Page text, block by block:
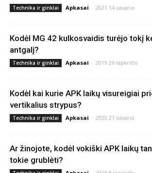
Technika ir ginklai Apkasai - 2021 14 vasario
Kodėl MG 42 kulkosvaidis turėjo tokį
antgalį?
Technika ir ginklai Apkasai - 2019 26 lapkričio
Kodėl kai kurie APK laikų visureigiai
vertikalius strypus?
Technika ir ginklai Apkasai - 2020 21 vasario
Ar žinojote, kodėl vokiški APK laikų
tokie grublėti?